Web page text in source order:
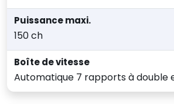
Puissance maxi.
150 ch
Boîte de vitesse
Automatique 7 rapports à double